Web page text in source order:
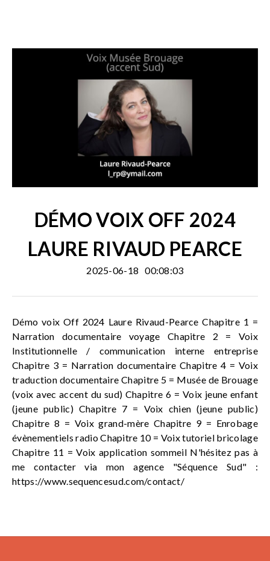
DÉMO VOIX OFF 2024
LAURE RIVAUD PEARCE
2025-06-18 00:08:03
Démo voix Off 2024 Laure Rivaud-Pearce Chapitre 1 =
Narration documentaire voyage Chapitre 2 = Voix
Institutionnelle / communication interne entreprise
Chapitre 3 = Narration documentaire Chapitre 4 = Voix
traduction documentaire Chapitre 5 = Musée de Brouage
(voix avec accent du sud) Chapitre 6 = Voix jeune enfant
(jeune public) Chapitre 7 = Voix chien (jeune public)
Chapitre 8 = Voix grand-mère Chapitre 9 = Enrobage
évènementiels radio Chapitre 10 = Voix tutoriel bricolage
Chapitre 11 = Voix application sommeil N'hésitez pas à
me contacter via mon agence "Séquence Sud" :
https://www.sequencesud.com/contact/